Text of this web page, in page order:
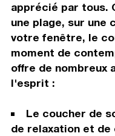
apprécié par tous.
une plage, sur une
votre fenêtre, le
moment de
offre de nombreux
l'esprit :
Le coucher de
de relaxation et de